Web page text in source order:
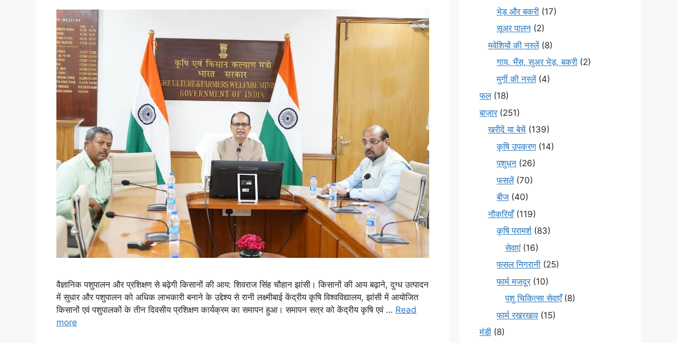
वैज्ञानिक पशुपालन और प्रशिक्षण से बढ़ेगी किसानों की आय: शिवराज सिंह चौहान झांसी। किसानों की आय बढ़ाने, दुग्ध उत्पादन
में सुधार और पशुपालन को अधिक लाभकारी बनाने के उद्देश्य से रानी लक्ष्मीबाई केंद्रीय कृषि विश्वविद्यालय, झांसी में आयोजित
किसानों एवं पशुपालकों के तीन दिवसीय प्रशिक्षण कार्यक्रम का समापन हुआ। समापन सत्र को केंद्रीय कृषि एवं … Read
more
भेड़ और बकरी (17)
सूअर पालन (2)
मवेशियों की नस्लें(8)
गाय, भैंस, सुअर भेड़, बकरी (2)
मुर्गी की नस्लें(4)
फल(18)
बाज़ार(251)
खरीदें या बेचें (139)
कृषि उपकरण(14)
पशुधन (26)
फसलें(70)
बीज (40)
नौकरियाँ(119)
कृषि परामर्श(83)
सेवाएं(16)
फसल निगरानी (25)
फार्म मजदूर(10)
पशु चिकित्सा सेवाएँ(8)
फार्म रखरखाव(15)
मंडी (8)